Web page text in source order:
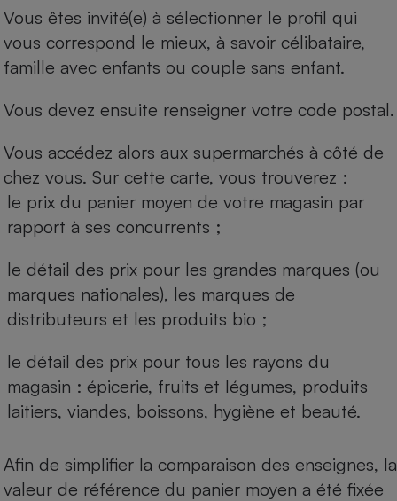
Vous êtes invité(e) à sélectionner le profil qui
vous correspond le mieux, à savoir célibataire,
famille avec enfants ou couple sans enfant.
Vous devez ensuite renseigner votre code postal.
Vous accédez alors aux supermarchés à côté de
chez vous. Sur cette carte, vous trouverez :
le prix du panier moyen de votre magasin par
rapport à ses concurrents ;
le détail des prix pour les grandes marques (ou
marques nationales), les marques de
distributeurs et les produits bio ;
le détail des prix pour tous les rayons du
magasin : épicerie, fruits et légumes, produits
laitiers, viandes, boissons, hygiène et beauté.
Afin de simplifier la comparaison des enseignes, la
valeur de référence du panier moyen a été fixée